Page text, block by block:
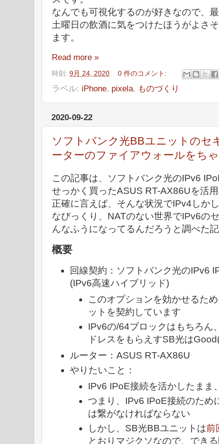
なんでも可視化するのが好きなので、
土曜日の飲酒に気をつけたほうがよさ
ます。
Read more »
時刻: 9月 24, 2020 0 件のコメント:
ラベル: iPhone, pixela, ものづくり
2020-09-22
ソフトバンク光BBユニットのセ
ーターのファイアウォールをち
この記事は、ソフトバンク光のIPv6
せっかく買ったASUS RT-AX86Uを活
正確に言えば、そんな状況でIPv4しか
なびっくり、NATのない世界でIPv6の
んなふうになってるんだろうと調べた
概要
回線契約：ソフトバンク光のIPv6
(IPv6高速ハイブリッド)
このオプションを効かせるた
ットを契約しています
IPv6の/64ブロックはもちろん
ドレスをもらえすSB光は
ルーター：ASUS RT-AX86U
やりたいこと：
IPv6 IPoE接続を活かしたまま
つまり、IPv6 IPoE接続のため
は繋がなければならない
しかし、SB光BBユニットは前
とおりマジクソなので、でき